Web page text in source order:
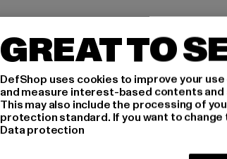
GREAT TO
DefShop uses cookies to improve your
and measure interest-based contents
This may also include the processing of
protection standard. If you want to
Data protection